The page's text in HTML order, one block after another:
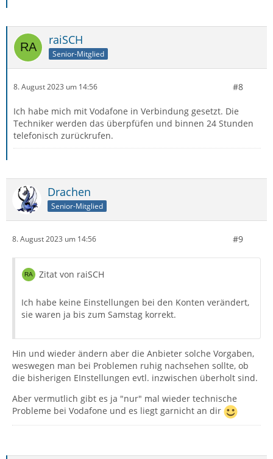
raiSCH
Senior-Mitglied
8. August 2023 um 14:56 #8
Ich habe mich mit Vodafone in Verbindung gesetzt. Die
Techniker werden das überpfüfen und binnen 24 Stunden
telefonisch zurückrufen.
Drachen
Senior-Mitglied
8. August 2023 um 14:56 #9
Zitat von raiSCH
Ich habe keine Einstellungen bei den Konten verändert,
sie waren ja bis zum Samstag korrekt.
Hin und wieder ändern aber die Anbieter solche Vorgaben,
weswegen man bei Problemen ruhig nachsehen sollte, ob
die bisherigen EInstellungen evtl. inzwischen überholt sind.
Aber vermutlich gibt es ja "nur" mal wieder technische
Probleme bei Vodafone und es liegt garnicht an dir